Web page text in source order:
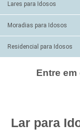
Lares para Idosos
Moradias para Idosos
Residencial para Idosos
Entre
Lar para